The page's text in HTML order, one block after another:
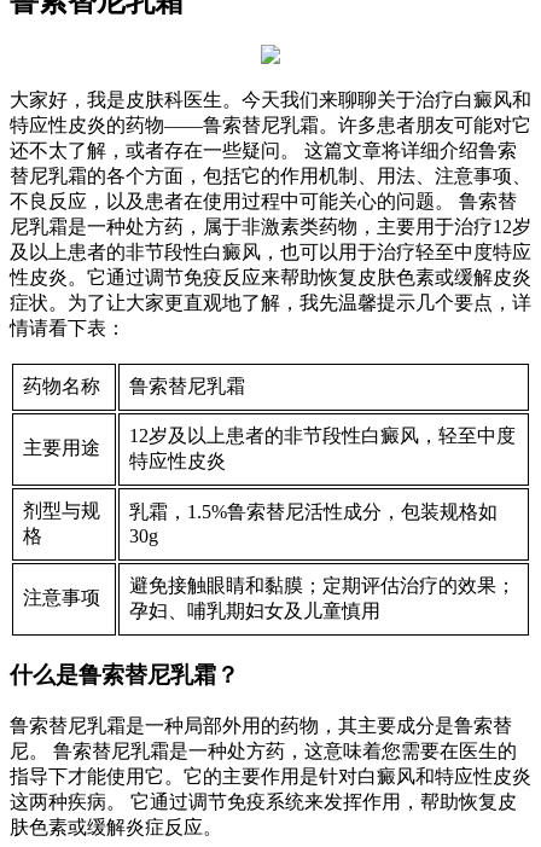
大家好，我是皮肤科医生。今天我们来聊聊关于治疗白癜风和
特应性皮炎的药物——鲁索替尼乳霜。许多患者朋友可能对它
还不太了解，或者存在一些疑问。 这篇文章将详细介绍鲁索
替尼乳霜的各个方面，包括它的作用机制、用法、注意事项、
不良反应，以及患者在使用过程中可能关心的问题。 鲁索替
尼乳霜是一种处方药，属于非激素类药物，主要用于治疗12岁
及以上患者的非节段性白癜风，也可以用于治疗轻至中度特应
性皮炎。它通过调节免疫反应来帮助恢复皮肤色素或缓解皮炎
症状。为了让大家更直观地了解，我先温馨提示几个要点，详
情请看下表：
药物名称 鲁索替尼乳霜
主要用途
12岁及以上患者的非节段性白癜风，轻至中度
特应性皮炎
剂型与规
格
乳霜，1.5%鲁索替尼活性成分，包装规格如
30g
注意事项
避免接触眼睛和黏膜；定期评估治疗的效果；
孕妇、哺乳期妇女及儿童慎用
什么是鲁索替尼乳霜？
鲁索替尼乳霜是一种局部外用的药物，其主要成分是鲁索替
尼。 鲁索替尼乳霜是一种处方药，这意味着您需要在医生的
指导下才能使用它。它的主要作用是针对白癜风和特应性皮炎
这两种疾病。 它通过调节免疫系统来发挥作用，帮助恢复皮
肤色素或缓解炎症反应。